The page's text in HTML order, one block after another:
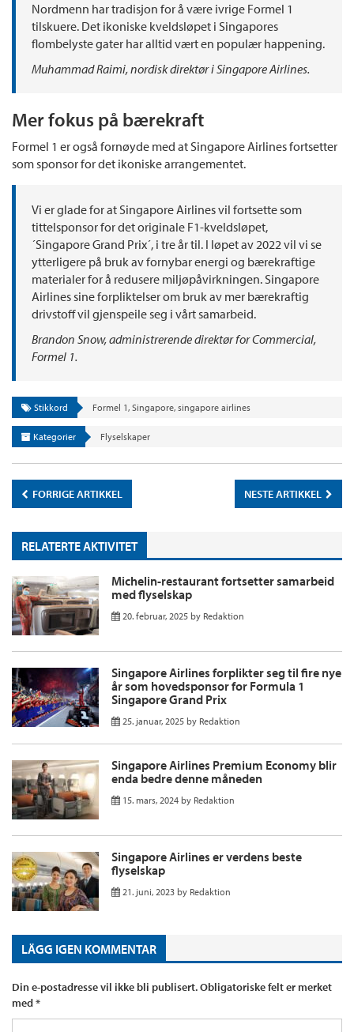
Nordmenn har tradisjon for å være ivrige Formel 1
tilskuere. Det ikoniske kveldsløpet i Singapores
flombelyste gater har alltid vært en populær happening.
Muhammad Raimi, nordisk direktør i Singapore Airlines.
Mer fokus på bærekraft
Formel 1 er også fornøyde med at Singapore Airlines fortsetter
som sponsor for det ikoniske arrangementet.
Vi er glade for at Singapore Airlines vil fortsette som
tittelsponsor for det originale F1-kveldsløpet,
´Singapore Grand Prix´, i tre år til. I løpet av 2022 vil vi se
ytterligere på bruk av fornybar energi og bærekraftige
materialer for å redusere miljøpåvirkningen. Singapore
Airlines sine forpliktelser om bruk av mer bærekraftig
drivstoff vil gjenspeile seg i vårt samarbeid.
Brandon Snow, administrerende direktør for Commercial,
Formel 1.
Stikkord Formel 1, Singapore, singapore airlines
Kategorier Flyselskaper
FORRIGE ARTIKKEL NESTE ARTIKKEL
RELATERTE AKTIVITET
Michelin-restaurant fortsetter samarbeid
med flyselskap
20. februar, 2025 by Redaktion
Singapore Airlines forplikter seg til fire nye
år som hovedsponsor for Formula 1
Singapore Grand Prix
25. januar, 2025 by Redaktion
Singapore Airlines Premium Economy blir
enda bedre denne måneden
15. mars, 2024 by Redaktion
Singapore Airlines er verdens beste
flyselskap
21. juni, 2023 by Redaktion
LÄGG IGEN KOMMENTAR
Din e-postadresse vil ikke bli publisert.Obligatoriske felt er merket
med*